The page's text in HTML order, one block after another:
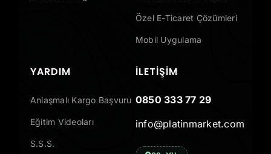
Özel E-Ticaret Çözümleri
Mobil Uygulama
YARDIM
Anlaşmalı Kargo Başvuru
Eğitim Videoları
S.S.S.
İLETIŞIM
0850 333 77 29
info@platinmarket.com